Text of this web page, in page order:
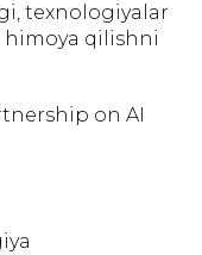
texnologiyalar
qilishni
on AI